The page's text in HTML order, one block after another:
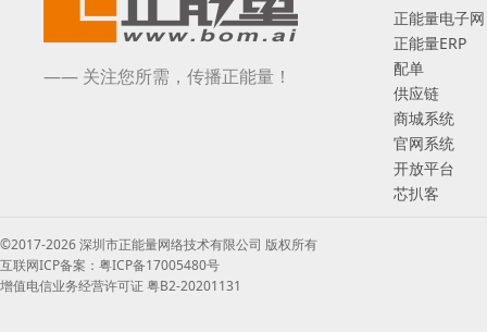
—— 关注您所需，传播正能量！
正能量电子网
正能量ERP
配单
供应链
商城系统
官网系统
开放平台
芯扒客
©2017-2026 深圳市正能量网络技术有限公司 版权所有
互联网ICP备案：粤ICP备17005480号
增值电信业务经营许可证 粤B2-20201131